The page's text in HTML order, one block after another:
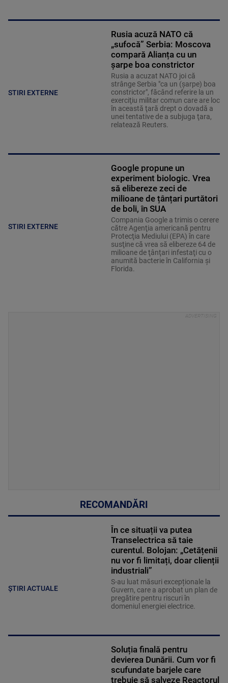
STIRI EXTERNE
Rusia acuză NATO că
„sufocă” Serbia: Moscova
compară Alianța cu un
șarpe boa constrictor
Rusia a acuzat NATO joi că
strânge Serbia "ca un (şarpe) boa
constrictor", făcând referire la un
exerciţiu militar comun care are loc
în această ţară drept o dovadă a
unei tentative de a subjuga ţara,
relatează Reuters.
STIRI EXTERNE
Google propune un
experiment biologic. Vrea
să elibereze zeci de
milioane de țânțari purtători
de boli, în SUA
Compania Google a trimis o cerere
către Agenţia americană pentru
Protecţia Mediului (EPA) în care
susţine că vrea să elibereze 64 de
milioane de ţânţari infestaţi cu o
anumită bacterie în California şi
Florida.
RECOMANDĂRI
ȘTIRI ACTUALE
În ce situații va putea
Transelectrica să taie
curentul. Bolojan: „Cetățenii
nu vor fi limitați, doar clienții
industriali”
S-au luat măsuri excepționale la
Guvern, care a aprobat un plan de
pregătire pentru riscuri în
domeniul energiei electrice.
Soluția finală pentru
devierea Dunării. Cum vor fi
scufundate barjele care
trebuie să salveze Reactorul